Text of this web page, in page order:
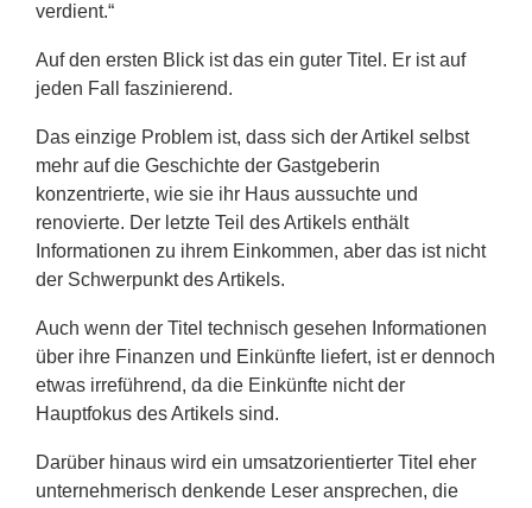
verdient.“
Auf den ersten Blick ist das ein guter Titel. Er ist auf
jeden Fall faszinierend.
Das einzige Problem ist, dass sich der Artikel selbst
mehr auf die Geschichte der Gastgeberin
konzentrierte, wie sie ihr Haus aussuchte und
renovierte. Der letzte Teil des Artikels enthält
Informationen zu ihrem Einkommen, aber das ist nicht
der Schwerpunkt des Artikels.
Auch wenn der Titel technisch gesehen Informationen
über ihre Finanzen und Einkünfte liefert, ist er dennoch
etwas irreführend, da die Einkünfte nicht der
Hauptfokus des Artikels sind.
Darüber hinaus wird ein umsatzorientierter Titel eher
unternehmerisch denkende Leser ansprechen, die